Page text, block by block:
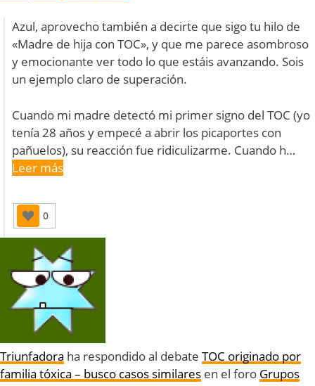
Azul, aprovecho también a decirte que sigo tu hilo de
«Madre de hija con TOC», y que me parece asombroso
y emocionante ver todo lo que estáis avanzando. Sois
un ejemplo claro de superación.
Cuando mi madre detectó mi primer signo del TOC (yo
tenía 28 años y empecé a abrir los picaportes con
pañuelos), su reacción fue ridiculizarme. Cuando h…
Leer más
0
Triunfadora ha respondido al debate TOC originado por
familia tóxica – busco casos similares en el foro Grupos